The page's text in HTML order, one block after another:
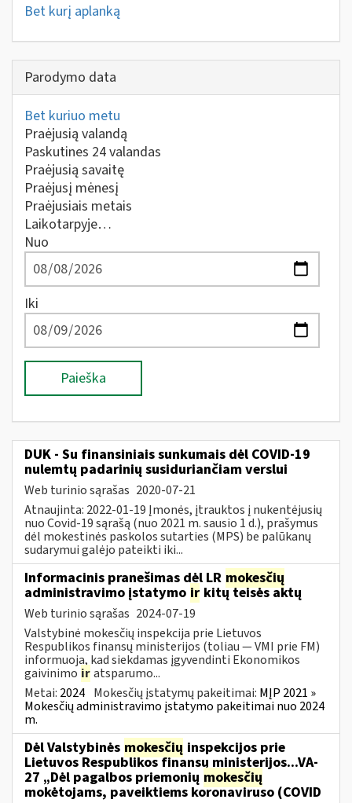
Bet kurį aplanką
Parodymo data
Bet kuriuo metu
Praėjusią valandą
Paskutines 24 valandas
Praėjusią savaitę
Praėjusį mėnesį
Praėjusiais metais
Laikotarpyje…
Nuo
Iki
Paieška
DUK - Su finansiniais sunkumais dėl COVID-19
nulemtų padarinių susiduriančiam verslui
Web turinio sąrašas 2020-07-21
Atnaujinta: 2022-01-19 Įmonės, įtrauktos į nukentėjusių
nuo Covid-19 sąrašą (nuo 2021 m. sausio 1 d.), prašymus
dėl mokestinės paskolos sutarties (MPS) be palūkanų
sudarymui galėjo pateikti iki...
Informacinis pranešimas dėl LR mokesčių
administravimo įstatymo ir kitų teisės aktų
Web turinio sąrašas 2024-07-19
Valstybinė mokesčių inspekcija prie Lietuvos
Respublikos finansų ministerijos (toliau — VMI prie FM)
informuoja, kad siekdamas įgyvendinti Ekonomikos
gaivinimo iratsparumo...
Metai: 2024 Mokesčių įstatymų pakeitimai: MĮP 2021 »
Mokesčių administravimo įstatymo pakeitimai nuo 2024
m.
Dėl Valstybinės mokesčių inspekcijos prie
Lietuvos Respublikos finansų ministerijos...VA-
27 „Dėl pagalbos priemonių mokesčių
mokėtojams, paveiktiems koronaviruso (COVID